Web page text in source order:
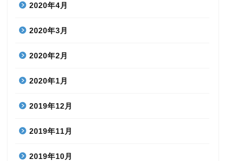
2020年4月
2020年3月
2020年2月
2020年1月
2019年12月
2019年11月
2019年10月